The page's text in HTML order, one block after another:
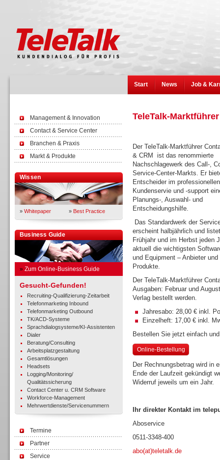
Start News Job &
Management & Innovation
Contact & Service Center
Branchen & Praxis
Markt & Produkte
Wissen
» Whitepaper » Best Practice
Business Guide
» Zum Online-Business Guide
Gesucht-Gefunden!
Recruiting-Qualifizierung-Zeitarbeit
Telefonmarketing Inbound
Telefonmarketing Outbound
TK/ACD-Systeme
Sprachdialogsysteme/KI-Assistenten
Dialer
Beratung/Consulting
Arbeitsplatzgestaltung
Gesamtlösungen
Headsets
Logging/Monitoring/
Qualitätssicherung
Contact Center u. CRM Software
Workforce-Management
Mehrwertdienste/Servicenummern
Termine
Partner
Service
TeleTalk-
Der TeleTalk-Marktführer
& CRM ist das renommierte
Nachschlagewerk des Call-,
Service-Center-Markts. Er
Entscheider im professionellen
Kundenservie und -support
Planungs-, Auswahl- und
Entscheidungshilfe.
Das Standardwerk der
erscheint halbjährlich und
Frühjahr und im Herbst jeden
aktuell die wichtigsten
und Equipment – Anbieter und
Produkte.
Der TeleTalk-Marktführer
Ausgaben: Februar und
Verlag bestellt werden.
Jahresabo: 28,00 € inkl.
Einzelheft: 17,00 € inkl.
Bestellen Sie jetzt einfach
Online-Bestellung
Der Rechnungsbetrag wird in
Ende der Laufzeit gekündigt
Widerruf jeweils um ein Jahr.
Ihr direkter Kontakt im
Aboservice
0511-3348-400
abo(at)teletalk.de